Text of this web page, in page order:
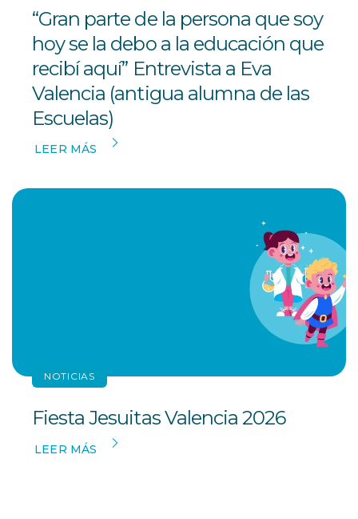
“Gran parte de la persona que soy
hoy se la debo a la educación que
recibí aquí” Entrevista a Eva
Valencia (antigua alumna de las
Escuelas)
LEER MÁS
NOTICIAS
Fiesta Jesuitas Valencia 2026
LEER MÁS